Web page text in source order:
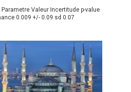
Valeur Incertitude p-value
0.009 +/- 0.09 sd 0.07